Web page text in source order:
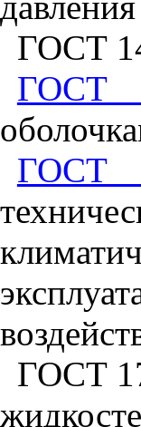
ГОСТ
ГОСТ
ГОСТ
ГОСТ